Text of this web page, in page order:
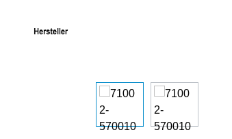
Bildergalerie überspringen